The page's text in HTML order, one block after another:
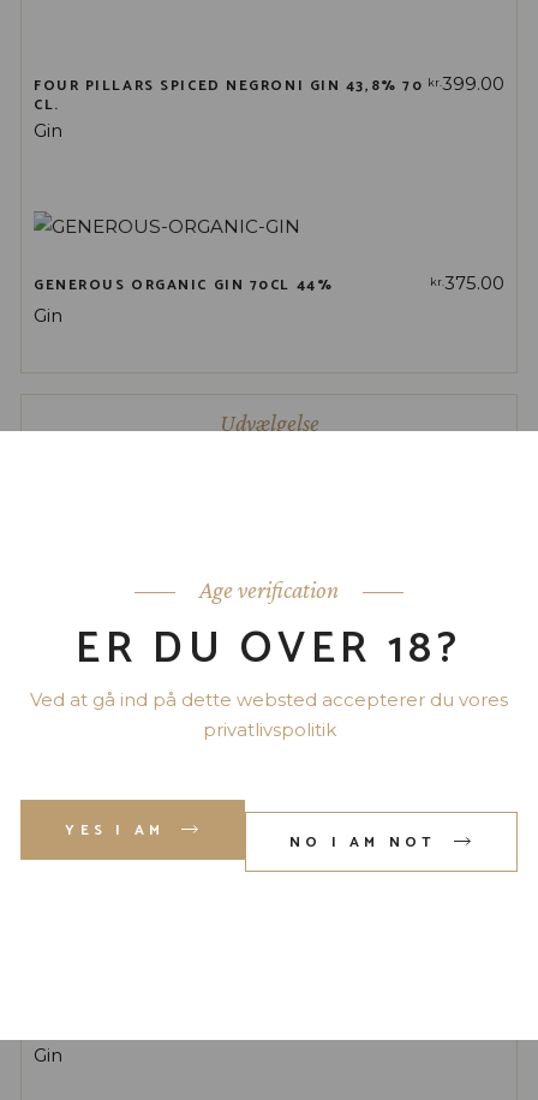
Age verification
ER DU OVER 18?
Ved at gå ind på dette websted accepterer du vores
privatlivspolitik
YES I AM
NO I AM NOT
FOUR PILLARS SPICED NEGRONI GIN 43,8% 70
CL.
kr.399.00
Gin
GENEROUS ORGANIC GIN 70CL 44% kr.375.00
Gin
Udvælgelse
OCUS ORGANIC GIN 40% 100 CL
629.00
Uncategorized
Gin